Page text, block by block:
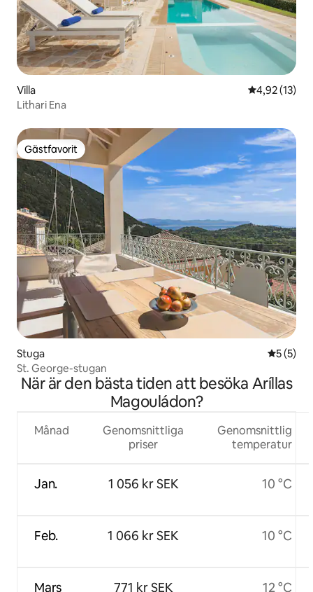
Villa 4,92 av 5 i
4,92 (13)
Lithari Ena
Gästfavorit
Gästfavorit
Stuga 5 av 5 i
5 (5)
St. George-stugan
När är den bästa tiden att besöka Aríllas
Magouládon?
Månad
Jan.
Feb.
Mars
Genomsnittliga
priser
1 056 kr SEK
1 066 kr SEK
771 kr SEK
Genomsnittlig
temperatur
10 °C
10 °C
12 °C